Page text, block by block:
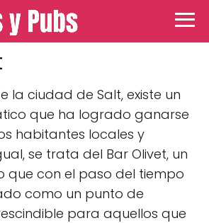
la ciudad de Salt, existe un
que ha logrado ganarse
habitantes locales y
se trata del Bar Olivet, un
que con el paso del tiempo
como un punto de
para aquellos que